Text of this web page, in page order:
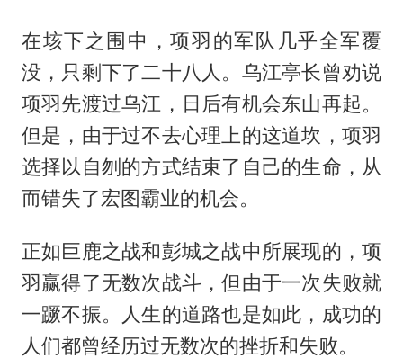
在垓下之围中，项羽的军队几乎全军覆
没，只剩下了二十八人。乌江亭长曾劝说
项羽先渡过乌江，日后有机会东山再起。
但是，由于过不去心理上的这道坎，项羽
选择以自刎的方式结束了自己的生命，从
而错失了宏图霸业的机会。
正如巨鹿之战和彭城之战中所展现的，项
羽赢得了无数次战斗，但由于一次失败就
一蹶不振。人生的道路也是如此，成功的
人们都曾经历过无数次的挫折和失败。